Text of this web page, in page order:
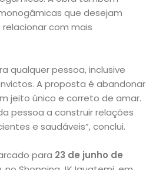
que desejam
com mais
qualquer pessoa, inclusive
A proposta é abandonar
jeito único e correto de amar.
pessoa a construir relações
e saudáveis”, conclui.
para 23 de junho de